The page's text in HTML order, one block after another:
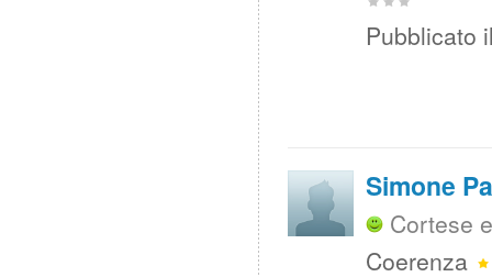
Pubblicato
Simone
Cortese
Coerenza